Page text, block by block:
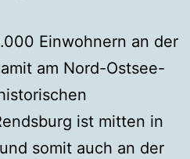
Einwohnern an der
am Nord-Ostsee-
ist mitten in
somit auch an der